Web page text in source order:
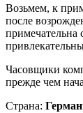
Возьмем, к
после
Часовщики
прежде чем
Страна: